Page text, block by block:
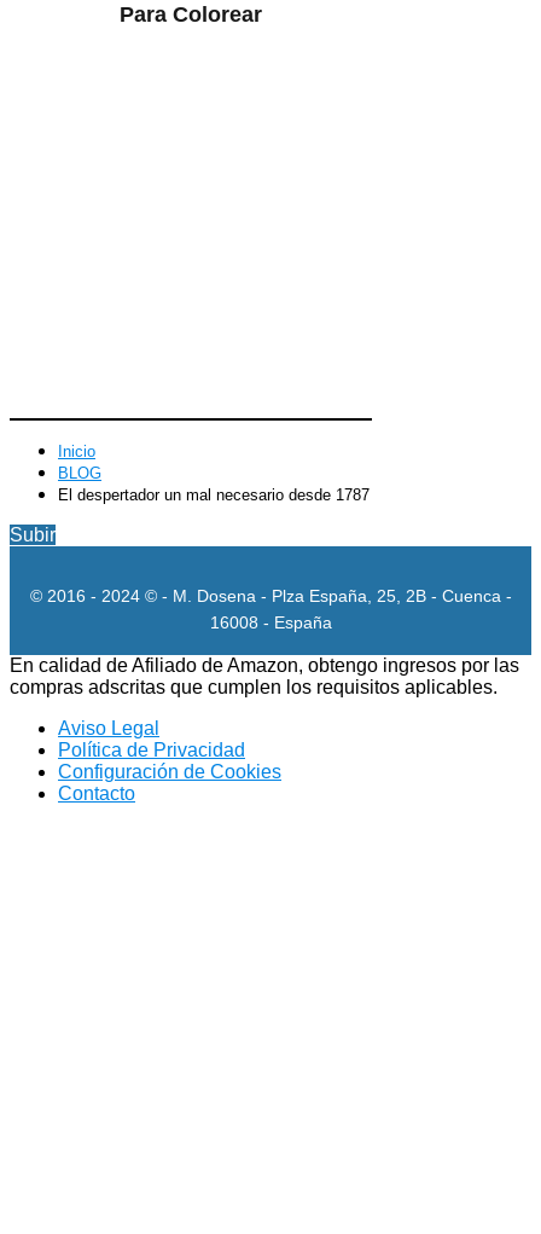
Para Colorear
Inicio
BLOG
El despertador un mal necesario desde 1787
Subir
© 2016 - 2024 © - M. Dosena - Plza España, 25, 2B - Cuenca -
16008 - España
En calidad de Afiliado de Amazon, obtengo ingresos por las
compras adscritas que cumplen los requisitos aplicables.
Aviso Legal
Política de Privacidad
Configuración de Cookies
Contacto